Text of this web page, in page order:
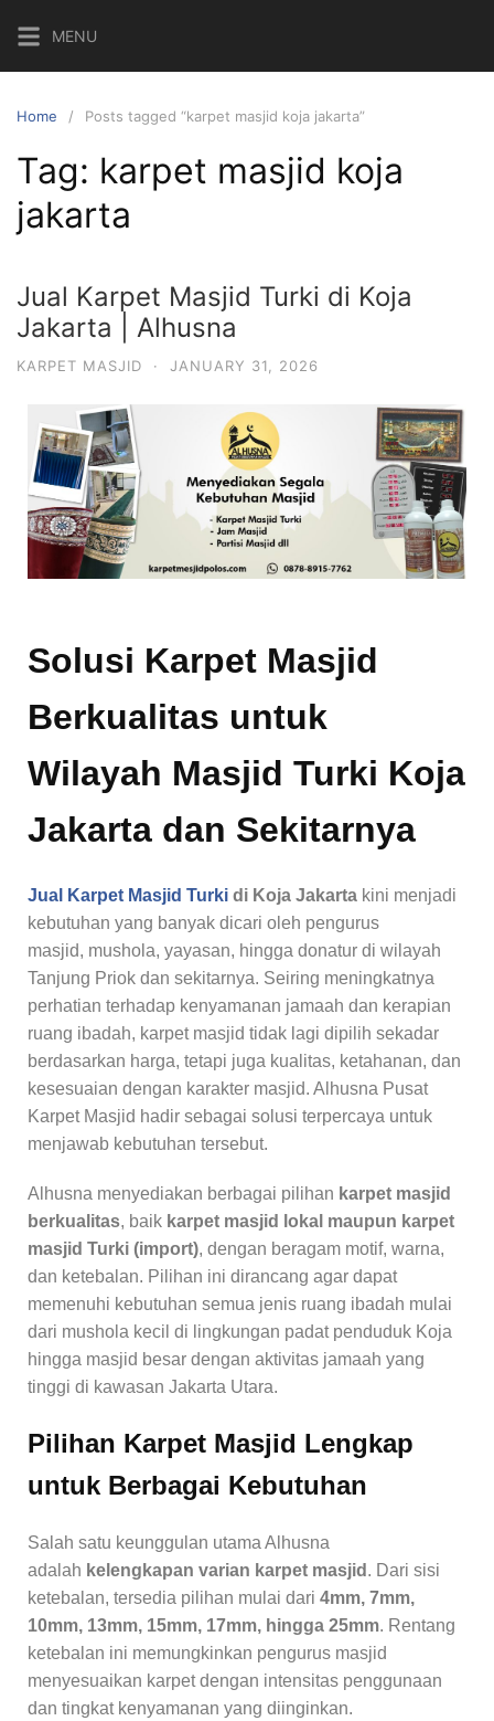
MENU
Home Posts tagged “karpet masjid koja jakarta”
Tag: karpet masjid koja
jakarta
Jual Karpet Masjid Turki di Koja
Jakarta | Alhusna
KARPET MASJID · JANUARY 31, 2026
Solusi Karpet Masjid
Berkualitas untuk
Wilayah Masjid Turki Koja
Jakarta dan Sekitarnya
Jual Karpet Masjid Turki di Koja Jakarta kini menjadi
kebutuhan yang banyak dicari oleh pengurus
masjid, mushola, yayasan, hingga donatur di wilayah
Tanjung Priok dan sekitarnya. Seiring meningkatnya
perhatian terhadap kenyamanan jamaah dan kerapian
ruang ibadah, karpet masjid tidak lagi dipilih sekadar
berdasarkan harga, tetapi juga kualitas, ketahanan, dan
kesesuaian dengan karakter masjid. Alhusna Pusat
Karpet Masjid hadir sebagai solusi terpercaya untuk
menjawab kebutuhan tersebut.
Alhusna menyediakan berbagai pilihan karpet masjid
berkualitas, baik karpet masjid lokal maupun karpet
masjid Turki (import), dengan beragam motif, warna,
dan ketebalan. Pilihan ini dirancang agar dapat
memenuhi kebutuhan semua jenis ruang ibadah mulai
dari mushola kecil di lingkungan padat penduduk Koja
hingga masjid besar dengan aktivitas jamaah yang
tinggi di kawasan Jakarta Utara.
Pilihan Karpet Masjid Lengkap
untuk Berbagai Kebutuhan
Salah satu keunggulan utama Alhusna
adalah kelengkapan varian karpet masjid . Dari sisi
ketebalan, tersedia pilihan mulai dari 4mm, 7mm,
10mm, 13mm, 15mm, 17mm, hingga 25mm. Rentang
ketebalan ini memungkinkan pengurus masjid
menyesuaikan karpet dengan intensitas penggunaan
dan tingkat kenyamanan yang diinginkan.